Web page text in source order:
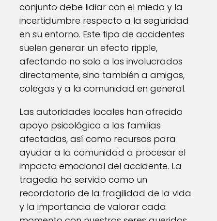
conjunto debe lidiar con el miedo y la
incertidumbre respecto a la seguridad
en su entorno. Este tipo de accidentes
suelen generar un efecto ripple,
afectando no solo a los involucrados
directamente, sino también a amigos,
colegas y a la comunidad en general.
Las autoridades locales han ofrecido
apoyo psicológico a las familias
afectadas, así como recursos para
ayudar a la comunidad a procesar el
impacto emocional del accidente. La
tragedia ha servido como un
recordatorio de la fragilidad de la vida
y la importancia de valorar cada